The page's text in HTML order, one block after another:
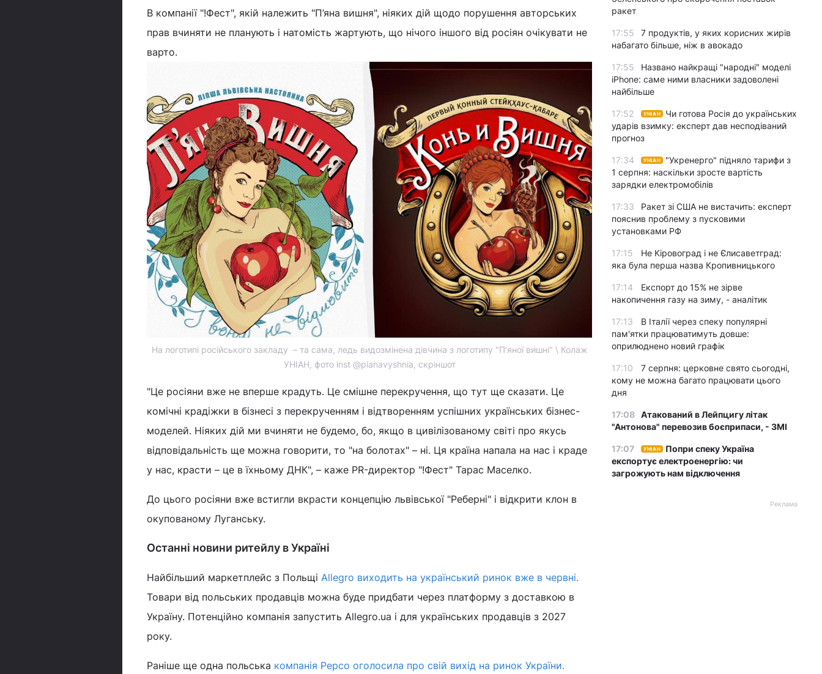
В компанії "!Фест", якій належить "П’яна вишня", ніяких дій щодо порушення авторських
прав вчиняти не планують і натомість жартують, що нічого іншого від росіян очікувати не
варто.
На логотипі російського закладу – та сама, ледь видозмінена дівчина з логотипу "П’яної вишні" \ Колаж
УНІАН, фото inst @pianavyshnia, скріншот
"Це росіяни вже не вперше крадуть. Це смішне перекручення, що тут ще сказати. Це
комічні крадіжки в бізнесі з перекрученням і відтворенням успішних українських бізнес-
моделей. Ніяких дій ми вчиняти не будемо, бо, якщо в цивілізованому світі про якусь
відповідальність ще можна говорити, то "на болотах" – ні. Ця країна напала на нас і краде
у нас, красти – це в їхньому ДНК", – каже PR-директор "!Фест" Тарас Маселко.
До цього росіяни вже встигли вкрасти концепцію львівської "Реберні" і відкрити клон в
окупованому Луганську.
Останні новини ритейлу в Україні
Найбільший маркетплейс з Польщі Allegro виходить на український ринок вже в червні.
Товари від польських продавців можна буде придбати через платформу з доставкою в
Україну. Потенційно компанія запустить Allegro.ua і для українських продавців з 2027
року.
Раніше ще одна польська компанія Pepco оголосила про свій вихід на ринок України.
ракет
17:55
7 продуктів, у яких корисних жирів
набагато більше, ніж в авокадо
17:55
Названо найкращі "народні" моделі
iPhone: саме ними власники задоволені
найбільше
17:52 УНІАН
Чи готова Росія до українських
ударів взимку: експерт дав несподіваний
прогноз
17:34 УНІАН
"Укренерго" підняло тарифи з
1 серпня: наскільки зросте вартість
зарядки електромобілів
17:33
Ракет зі США не вистачить: експерт
пояснив проблему з пусковими
установками РФ
17:15
Не Кіровоград і не Єлисаветград:
яка була перша назва Кропивницького
17:14
Експорт до 15% не зірве
накопичення газу на зиму, - аналітик
17:13
В Італії через спеку популярні
пам'ятки працюватимуть довше:
оприлюднено новий графік
17:10
7 серпня: церковне свято сьогодні,
кому не можна багато працювати цього
дня
17:08 Атакований в Лейпцигу літак
"Антонова" перевозив боєприпаси, - ЗМІ
17:07 УНІАН
Попри спеку Україна
експортує електроенергію: чи
загрожують нам відключення
Реклама